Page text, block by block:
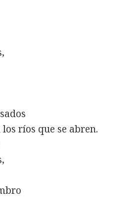
ríos que se abren.